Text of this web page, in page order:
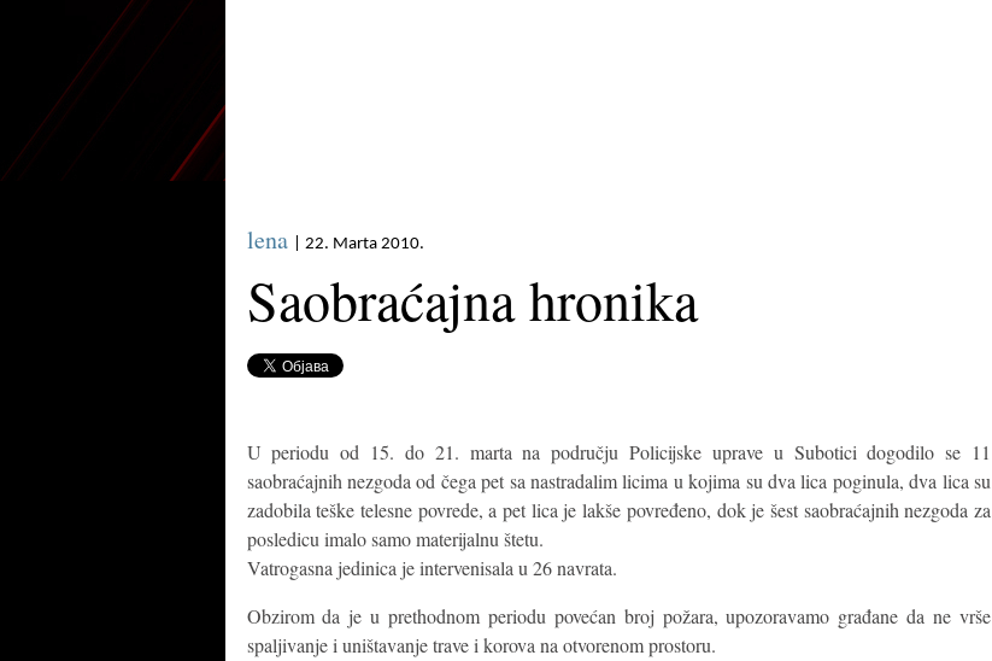
lena | 22. Marta 2010.
Saobraćajna hronika
U periodu od 15. do 21. marta na području Policijske uprave u Subotici dogodilo se 11
saobraćajnih nezgoda od čega pet sa nastradalim licima u kojima su dva lica poginula, dva lica su
zadobila teške telesne povrede, a pet lica je lakše povređeno, dok je šest saobraćajnih nezgoda za
posledicu imalo samo materijalnu štetu.
Vatrogasna jedinica je intervenisala u 26 navrata.
Obzirom da je u prethodnom periodu povećan broj požara, upozoravamo građane da ne vrše
spaljivanje i uništavanje trave i korova na otvorenom prostoru.